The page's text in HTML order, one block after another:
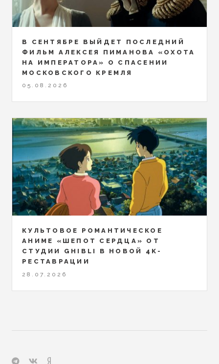
В СЕНТЯБРЕ ВЫЙДЕТ ПОСЛЕДНИЙ
ФИЛЬМ АЛЕКСЕЯ ПИМАНОВА «ОХОТА
НА ИМПЕРАТОРА» О СПАСЕНИИ
МОСКОВСКОГО КРЕМЛЯ
05.08.2026
КУЛЬТОВОЕ РОМАНТИЧЕСКОЕ
АНИМЕ «ШЕПОТ СЕРДЦА» ОТ
СТУДИИ GHIBLI В НОВОЙ 4K-
РЕСТАВРАЦИИ
28.07.2026